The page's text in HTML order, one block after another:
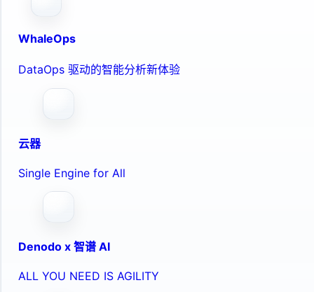
WhaleOps
DataOps 驱动的智能分析新体验
云器
Single Engine for All
Denodo x 智谱 AI
ALL YOU NEED IS AGILITY